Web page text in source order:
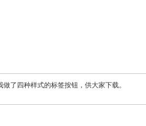
四种样式的标签按钮，供大家下载。